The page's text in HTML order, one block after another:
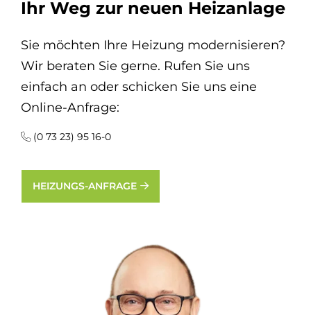
Ihr Weg zur neuen Heizanlage
Sie möchten Ihre Heizung modernisieren?
Wir beraten Sie gerne. Rufen Sie uns
einfach an oder schicken Sie uns eine
Online-Anfrage:
(0 73 23) 95 16-0
HEIZUNGS-ANFRAGE